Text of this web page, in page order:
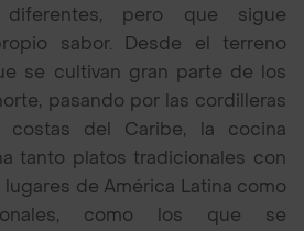
diferentes, pero que sigue
sabor. Desde el terreno
se cultivan gran parte de los
pasando por las cordilleras
costas del Caribe, la cocina
tanto platos tradicionales con
de América Latina como
como los que se